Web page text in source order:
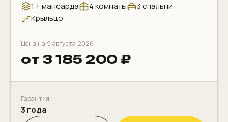
1 + мансарда 4 комнаты
3 спальни
Крыльцо
Цена на 9 августа 2026
от 3 185 200 ₽
Гарантия
3 года